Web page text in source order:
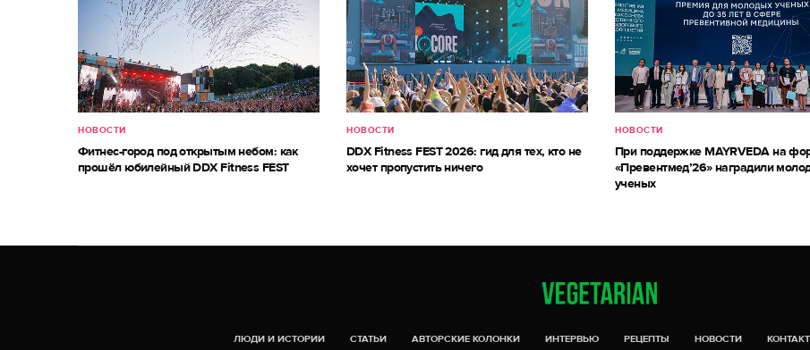
НОВОСТИ
Фитнес-город под открытым небом: как
прошёл юбилейный DDX Fitness FEST
НОВОСТИ
DDX Fitness FEST 2026: гид для тех, кто не
хочет пропустить ничего
НОВОСТИ
При поддержке MAYRVEDA на
«Превентмед’26» наградили
ученых
ЛЮДИ И ИСТОРИИ СТАТЬИ АВТОРСКИЕ КОЛОНКИ ИНТЕРВЬЮ РЕЦЕПТЫ НОВОСТИ